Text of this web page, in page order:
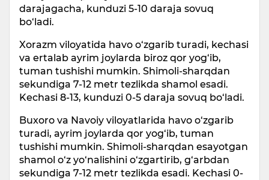
darajagacha, kunduzi 5-10 daraja sovuq
bo‘ladi.
Xorazm viloyatida havo o‘zgarib turadi, kechasi
va ertalab ayrim joylarda biroz qor yog‘ib,
tuman tushishi mumkin. Shimoli-sharqdan
sekundiga 7-12 metr tezlikda shamol esadi.
Kechasi 8-13, kunduzi 0-5 daraja sovuq bo‘ladi.
Buxoro va Navoiy viloyatlarida havo o‘zgarib
turadi, ayrim joylarda qor yog‘ib, tuman
tushishi mumkin. Shimoli-sharqdan esayotgan
shamol o‘z yo‘nalishini o‘zgartirib, g‘arbdan
sekundiga 7-12 metr tezlikda esadi. Kechasi 0-